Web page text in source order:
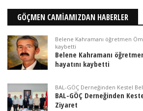
GÖÇMEN CAMİAMIZDAN HABERLER
Belene Kahramanı öğretmen
kaybetti
Belene Kahramanı
hayatını kaybetti
BAL-GÖÇ Derneğinden Kestel
BAL-GÖÇ Derneğinden
Ziyaret